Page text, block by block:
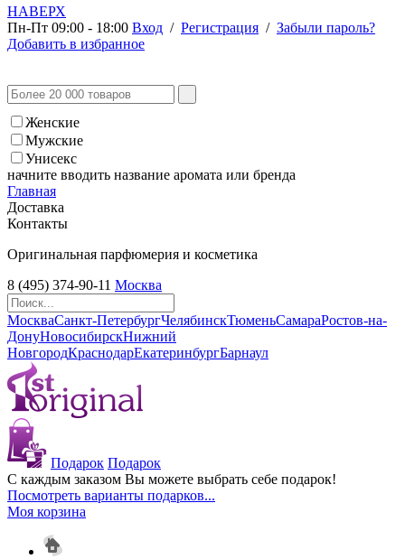
НАВЕРХ
Пн-Пт 09:00 - 18:00 Вход / Регистрация / Забыли пароль?
Добавить в избранное
Женские
Мужские
Унисекс
начните вводить название аромата или бренда
Главная
Доставка
Контакты
Оригинальная парфюмерия и косметика
8 (495) 374-90-11 Москва
МоскваСанкт-ПетербургЧелябинскТюменьСамараРостов-на-
ДонуНовосибирскНижний
НовгородКраснодарЕкатеринбургБарнаул
Подарок Подарок
С каждым заказом Вы можете выбрать себе подарок!
Посмотреть варианты подарков...
Моя корзина